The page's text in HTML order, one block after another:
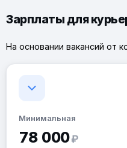
Зарплаты для
На основании вакансий от
Минимальная
78 000₽